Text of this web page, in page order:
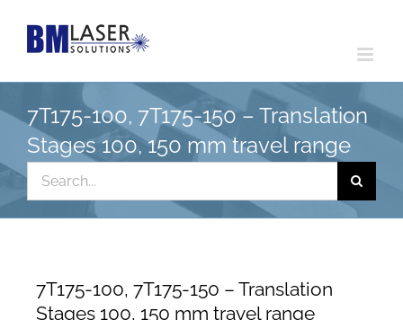
7T175-100, 7T175-150 – Translation
Stages 100, 150 mm travel range
Search
for:
7T175-100, 7T175-150 – Translation
Stages 100, 150 mm travel range